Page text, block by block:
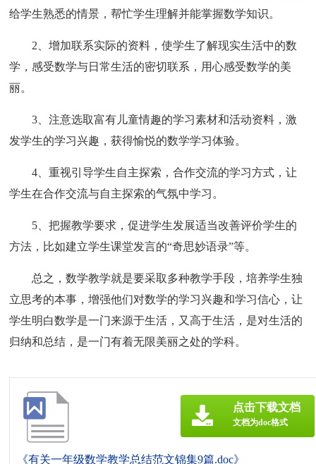
给学生熟悉的情景，帮忙学生理解并能掌握数学知识。
2、增加联系实际的资料，使学生了解现实生活中的数
学，感受数学与日常生活的密切联系，用心感受数学的美
丽。
3、注意选取富有儿童情趣的学习素材和活动资料，激
发学生的学习兴趣，获得愉悦的数学学习体验。
4、重视引导学生自主探索，合作交流的学习方式，让
学生在合作交流与自主探索的气氛中学习。
5、把握教学要求，促进学生发展适当改善评价学生的
方法，比如建立学生课堂发言的“奇思妙语录”等。
总之，数学教学就是要采取多种教学手段，培养学生独
立思考的本事，增强他们对数学的学习兴趣和学习信心，让
学生明白数学是一门来源于生活，又高于生活，是对生活的
归纳和总结，是一门有着无限美丽之处的学科。
《有关一年级数学教学总结范文锦集9篇.doc》
点击下载文档
文档为doc格式